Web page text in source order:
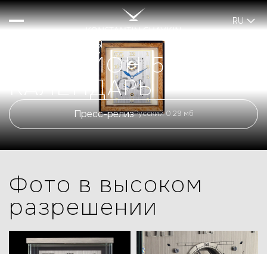
RU
ИНТЕРЬЕРНЫЕ ЧАСЫ
ТУРБИЙОН 55
КАЛЕНДАРЬ
Пресс-релизРусский 0.29 мб
Фото в высоком
разрешении